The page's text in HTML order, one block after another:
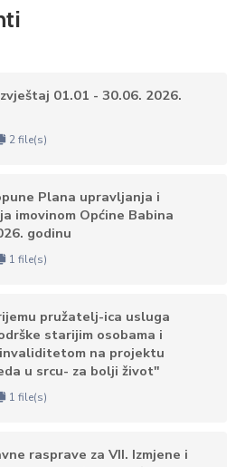
01.01 - 30.06. 2026.
2 file(s)
Plana upravljanja i
imovinom Općine Babina
godinu
1 file(s)
pružatelj-ica usluga
starijim osobama i
na projektu
u srcu- za bolji život"
1 file(s)
rasprave za VII. Izmjene i